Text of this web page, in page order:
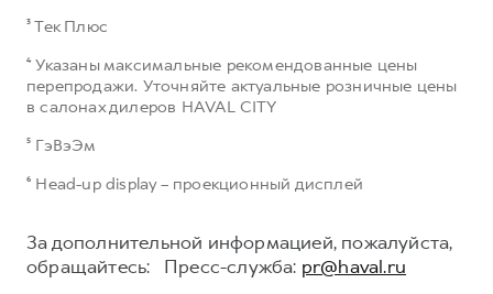
³ Тек Плюс
⁴ Указаны максимальные рекомендованные цены
перепродажи. Уточняйте актуальные розничные цены
в салонах дилеров HAVAL CITY
⁵ ГэВэЭм
⁶ Head-up display – проекционный дисплей
За дополнительной информацией, пожалуйста,
обращайтесь: Пресс-служба: pr@haval.ru